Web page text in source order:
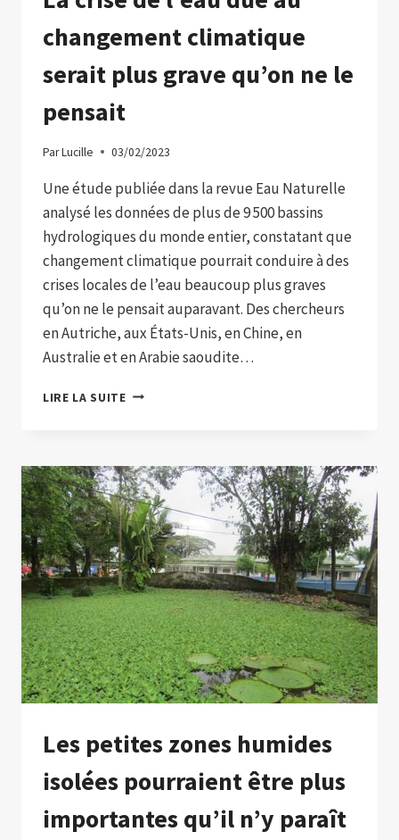
changement climatique
serait plus grave qu’on ne le
pensait
ParLucille 03/02/2023
Une étude publiée dans la revue Eau Naturelle
analysé les données de plus de 9 500 bassins
hydrologiques du monde entier, constatant que
changement climatique pourrait conduire à des
crises locales de l’eau beaucoup plus graves
qu’on ne le pensait auparavant. Des chercheurs
en Autriche, aux États-Unis, en Chine, en
Australie et en Arabie saoudite…
LIRE LA SUITELA
DUE
AU
CHANGEMENT
CLIMATIQUE
SERAIT
PLUS
GRAVE
QU’ON
NE
LE
PENSAIT
Les petites zones humides
isolées pourraient être plus
importantes qu’il n’y paraît